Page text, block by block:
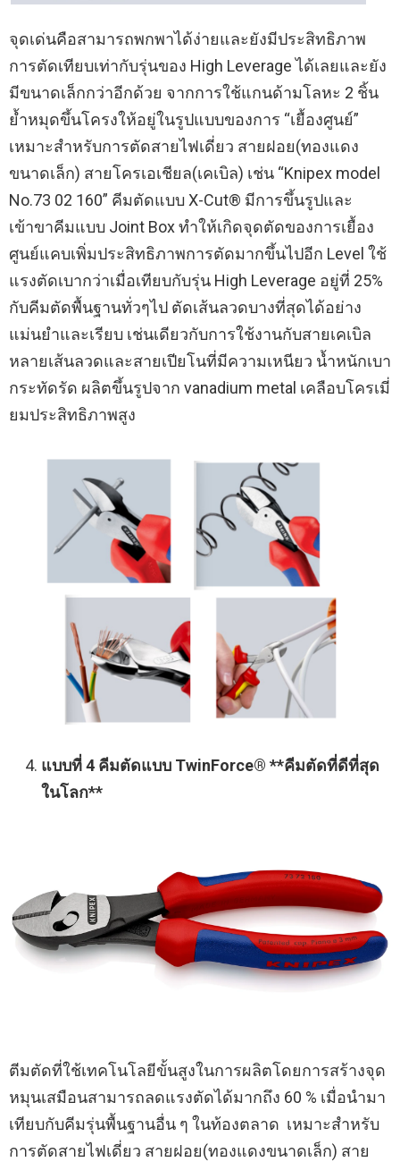
จุดเด่นคือสามารถพกพาได้ง่ายและยังมีประสิทธิภาพ
การตัดเทียบเท่ากับรุ่นของ High Leverage ได้เลยและยัง
มีขนาดเล็กกว่าอีกด้วย จากการใช้แกนด้ามโลหะ 2 ชิ้น
ย้ำหมุดขึ้นโครงให้อยู่ในรูปแบบของการ “เยื้องศูนย์”
เหมาะสำหรับการตัดสายไฟเดี่ยว สายฝอย(ทองแดง
ขนาดเล็ก) สายโครเอเชียล(เคเบิล) เช่น “Knipex model
No.73 02 160” คีมตัดแบบ X-Cut® มีการขึ้นรูปและ
เข้าขาคีมแบบ Joint Box ทำให้เกิดจุดตัดของการเยื้อง
ศูนย์แคบเพิ่มประสิทธิภาพการตัดมากขึ้นไปอีก Level ใช้
แรงตัดเบากว่าเมื่อเทียบกับรุ่น High Leverage อยู่ที่ 25%
กับคีมตัดพื้นฐานทั่วๆไป ตัดเส้นลวดบางที่สุดได้อย่าง
แม่นยำและเรียบ เช่นเดียวกับการใช้งานกับสายเคเบิล
หลายเส้นลวดและสายเปียโนที่มีความเหนียว น้ำหนักเบา
กระทัดรัด ผลิตขึ้นรูปจาก vanadium metal เคลือบโครเมี่
ยมประสิทธิภาพสูง
แบบที่ 4 คีมตัดแบบ TwinForce® **คีมตัดที่ดีที่สุด
ในโลก**
ตีมตัดที่ใช้เทคโนโลยีขั้นสูงในการผลิตโดยการสร้างจุด
หมุนเสมือนสามารถลดแรงตัดได้มากถึง 60 % เมื่อนำมา
เทียบกับคีมรุ่นพื้นฐานอื่น ๆ ในท้องตลาด เหมาะสำหรับ
การตัดสายไฟเดี่ยว สายฝอย(ทองแดงขนาดเล็ก) สาย